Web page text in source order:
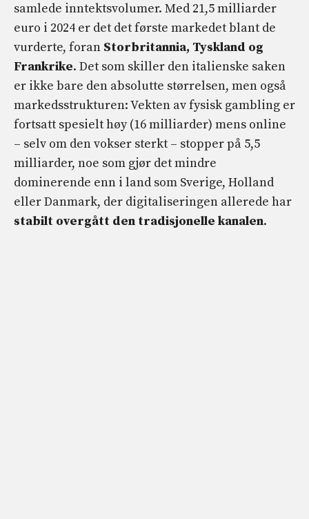
samlede inntektsvolumer. Med 21,5 milliarder
euro i 2024 er det det første markedet blant de
vurderte, foran Storbritannia, Tyskland og
Frankrike. Det som skiller den italienske saken
er ikke bare den absolutte størrelsen, men også
markedsstrukturen: Vekten av fysisk gambling er
fortsatt spesielt høy (16 milliarder) mens online
– selv om den vokser sterkt – stopper på 5,5
milliarder, noe som gjør det mindre
dominerende enn i land som Sverige, Holland
eller Danmark, der digitaliseringen allerede har
stabilt overgått den tradisjonelle kanalen.